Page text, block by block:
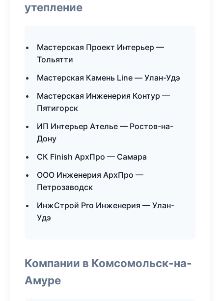
утепление
Мастерская Проект Интерьер —
Тольятти
Мастерская Камень Line — Улан-Удэ
Мастерская Инженерия Контур —
Пятигорск
ИП Интерьер Ателье — Ростов-на-
Дону
СК Finish АрхПро — Самара
ООО Инженерия АрхПро —
Петрозаводск
ИнжСтрой Pro Инженерия — Улан-
Удэ
Компании в Комсомольск-на-
Амуре